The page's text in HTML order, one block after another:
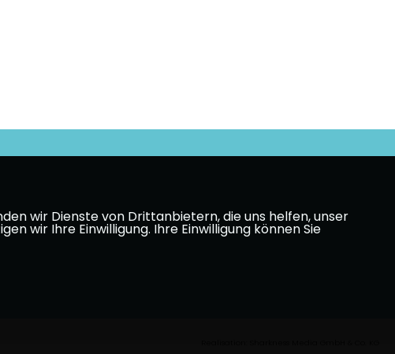
wir Dienste von Drittanbietern, die uns helfen, unser
wir Ihre Einwilligung. Ihre Einwilligung können Sie